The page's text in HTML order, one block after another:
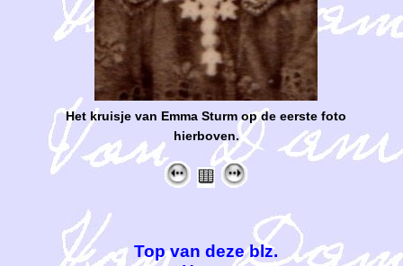
Het kruisje van Emma Sturm op de eerste foto
hierboven.
Top van deze blz.